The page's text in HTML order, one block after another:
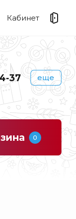
Кабинет
37 еще
0